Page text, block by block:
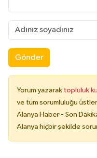
Gönder
Yorum yazarak topluluk
ve tüm sorumluluğu
Alanya Haber - Son
Alanya hiçbir şekilde